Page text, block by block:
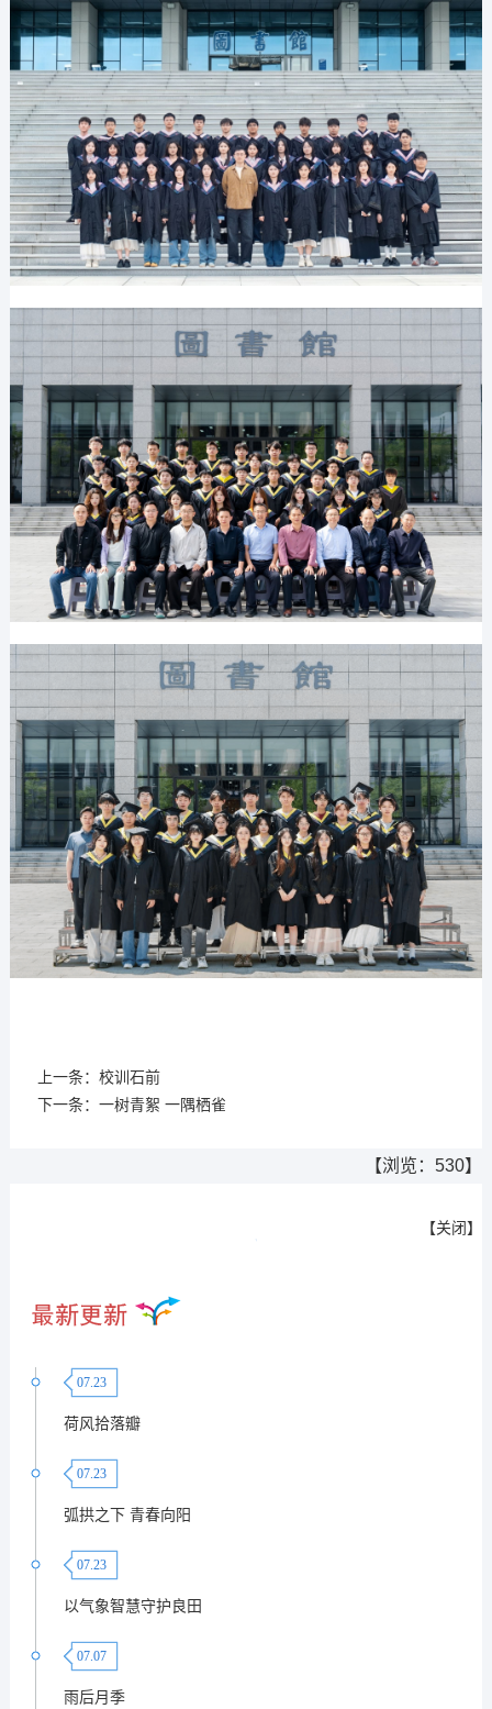
上一条： 校训石前
下一条： 一树青絮 一隅栖雀
【浏览：530】
【关闭】
07.23
荷风拾落瓣
07.23
弧拱之下 青春向阳
07.23
以气象智慧守护良田
07.07
雨后月季